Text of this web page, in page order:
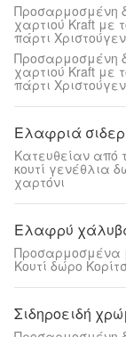
Προσαρμοσμένη
χαρτιού Kraft με
πάρτι
Προσαρμοσμένη
χαρτιού Kraft με
πάρτι
Ελαφριά
Κατευθείαν από
κουτί γενέθλια
χαρτόνι
Ελαφρύ
Προσαρμοσμένα
Κουτί δώρο
Σιδηροειδή